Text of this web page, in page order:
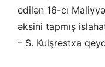
edilən 16-cı
əksini tapmış
– S. Kulşrestxa